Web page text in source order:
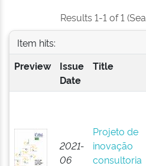
Results 1-1 of 1
Item hits:
Preview
Issue
Date
Title
2021-
06
Projeto de
inovação
consultoria